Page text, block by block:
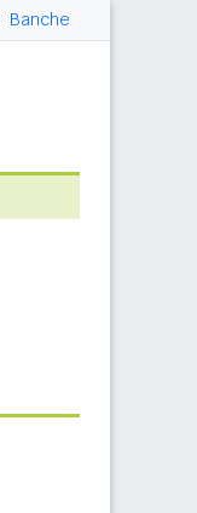
Banche